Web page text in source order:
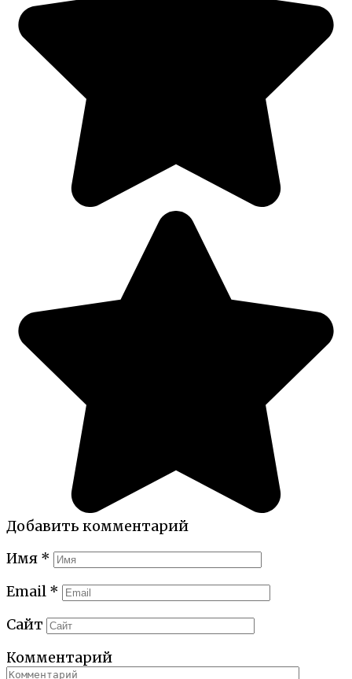
Добавить комментарий
Имя *
Email *
Сайт
Комментарий